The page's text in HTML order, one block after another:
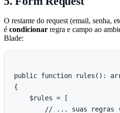
O restante do request (email, senha,
é condicionar regra e campo ao
Blade:
public function rules():
{
    $rules = [
// ... suas regras